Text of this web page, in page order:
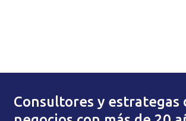
Consultores y estrategas